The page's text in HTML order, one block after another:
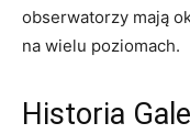
obserwatorzy mają
na wielu poziomach.
Historia